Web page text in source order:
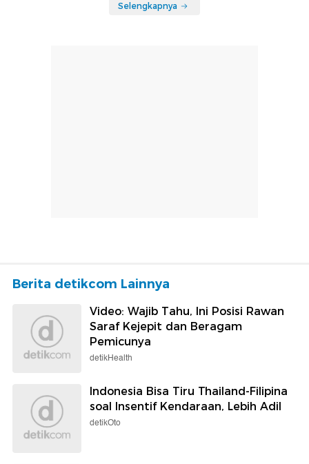
Selengkapnya
Berita detikcom Lainnya
Video: Wajib Tahu, Ini Posisi Rawan
Saraf Kejepit dan Beragam
Pemicunya
detikHealth
Indonesia Bisa Tiru Thailand-Filipina
soal Insentif Kendaraan, Lebih Adil
detikOto